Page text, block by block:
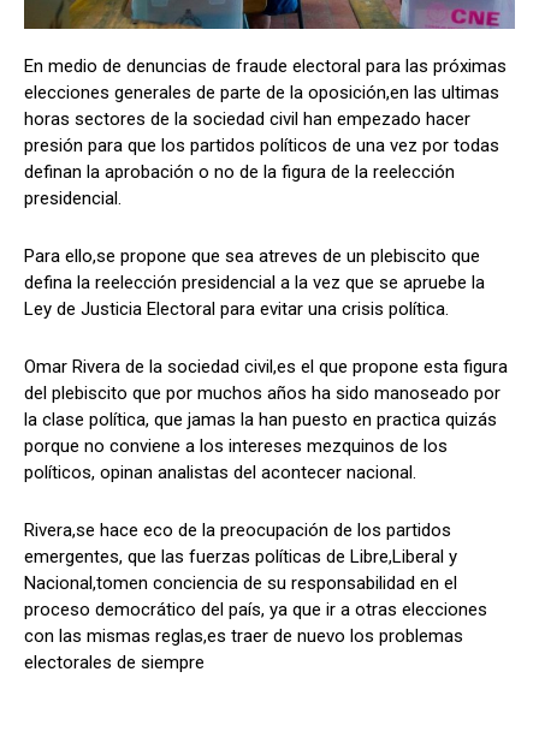
Comparta
Síganos
Comparta
Síganos
En medio de denuncias de fraude electoral para las próximas
elecciones generales de parte de la oposición,en las ultimas
horas sectores de la sociedad civil han empezado hacer
presión para que los partidos políticos de una vez por todas
definan la aprobación o no de la figura de la reelección
presidencial.
Para ello,se propone que sea atreves de un plebiscito que
defina la reelección presidencial a la vez que se apruebe la
Ley de Justicia Electoral para evitar una crisis política.
Omar Rivera de la sociedad civil,es el que propone esta figura
del plebiscito que por muchos años ha sido manoseado por
la clase política, que jamas la han puesto en practica quizás
porque no conviene a los intereses mezquinos de los
políticos, opinan analistas del acontecer nacional.
Rivera,se hace eco de la preocupación de los partidos
emergentes, que las fuerzas políticas de Libre,Liberal y
Nacional,tomen conciencia de su responsabilidad en el
proceso democrático del país, ya que ir a otras elecciones
con las mismas reglas,es traer de nuevo los problemas
electorales de siempre